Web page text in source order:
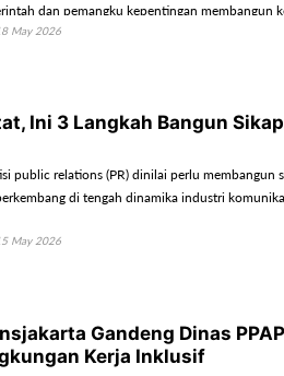
dan pemangku kepentingan membangun
jelas, konsisten, dan mudah dipahami masyarakat.
May 2026
Ini 3 Langkah Bangun
public relations (PR) dinilai perlu membangun
di tengah dinamika industri
May 2026
Gandeng Dinas
Kerja Inklusif